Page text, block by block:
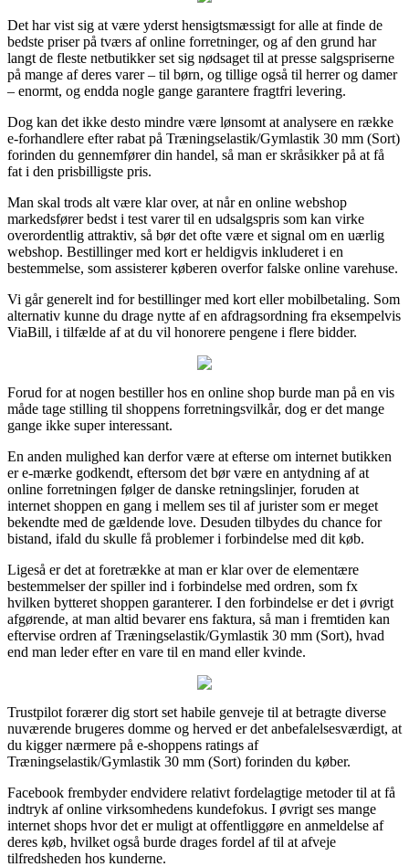
Det har vist sig at være yderst hensigtsmæssigt for alle at finde de
bedste priser på tværs af online forretninger, og af den grund har
langt de fleste netbutikker set sig nødsaget til at presse salgspriserne
på mange af deres varer – til børn, og tillige også til herrer og damer
– enormt, og endda nogle gange garantere fragtfri levering.
Dog kan det ikke desto mindre være lønsomt at analysere en række
e-forhandlere efter rabat på Træningselastik/Gymlastik 30 mm (Sort)
forinden du gennemfører din handel, så man er skråsikker på at få
fat i den prisbilligste pris.
Man skal trods alt være klar over, at når en online webshop
markedsfører bedst i test varer til en udsalgspris som kan virke
overordentlig attraktiv, så bør det ofte være et signal om en uærlig
webshop. Bestillinger med kort er heldigvis inkluderet i en
bestemmelse, som assisterer køberen overfor falske online varehuse.
Vi går generelt ind for bestillinger med kort eller mobilbetaling. Som
alternativ kunne du drage nytte af en afdragsordning fra eksempelvis
ViaBill, i tilfælde af at du vil honorere pengene i flere bidder.
Forud for at nogen bestiller hos en online shop burde man på en vis
måde tage stilling til shoppens forretningsvilkår, dog er det mange
gange ikke super interessant.
En anden mulighed kan derfor være at efterse om internet butikken
er e-mærke godkendt, eftersom det bør være en antydning af at
online forretningen følger de danske retningslinjer, foruden at
internet shoppen en gang i mellem ses til af jurister som er meget
bekendte med de gældende love. Desuden tilbydes du chance for
bistand, ifald du skulle få problemer i forbindelse med dit køb.
Ligeså er det at foretrække at man er klar over de elementære
bestemmelser der spiller ind i forbindelse med ordren, som fx
hvilken bytteret shoppen garanterer. I den forbindelse er det i øvrigt
afgørende, at man altid bevarer ens faktura, så man i fremtiden kan
eftervise ordren af Træningselastik/Gymlastik 30 mm (Sort), hvad
end man leder efter en vare til en mand eller kvinde.
Trustpilot forærer dig stort set habile genveje til at betragte diverse
nuværende brugeres domme og herved er det anbefalelsesværdigt, at
du kigger nærmere på e-shoppens ratings af
Træningselastik/Gymlastik 30 mm (Sort) forinden du køber.
Facebook frembyder endvidere relativt fordelagtige metoder til at få
indtryk af online virksomhedens kundefokus. I øvrigt ses mange
internet shops hvor det er muligt at offentliggøre en anmeldelse af
deres køb, hvilket også burde drages fordel af til at afveje
tilfredsheden hos kunderne.